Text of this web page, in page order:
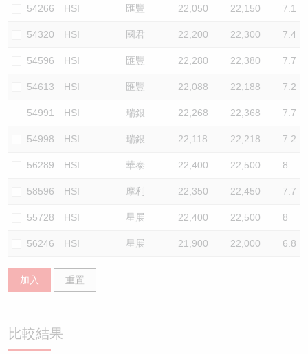
54266 HSI 匯豐 22,050 22,150 7.1
54320 HSI 國君 22,200 22,300 7.4
54596 HSI 匯豐 22,280 22,380 7.7
54613 HSI 匯豐 22,088 22,188 7.2
54991 HSI 瑞銀 22,268 22,368 7.7
54998 HSI 瑞銀 22,118 22,218 7.2
56289 HSI 華泰 22,400 22,500 8
58596 HSI 摩利 22,350 22,450 7.7
55728 HSI 星展 22,400 22,500 8
56246 HSI 星展 21,900 22,000 6.8
加入 重置
比較結果